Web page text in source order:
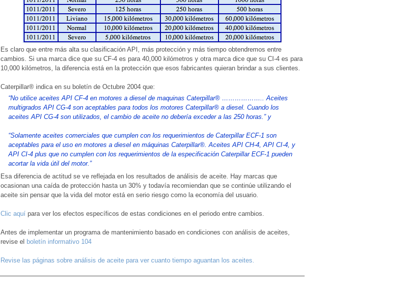
Es claro que entre más alta su clasificación API, más protección y más tiempo obtendremos entre
cambios. Si una marca dice que su CF-4 es para 40,000 kilómetros y otra marca dice que su CI-4 es para
10,000 kilómetros, la diferencia está en la protección que esos fabricantes quieran brindar a sus clientes.
Caterpillar® indica en su boletín de Octubre 2004 que:
“No utilice aceites API CF-4 en motores a diesel de maquinas Caterpillar® ……………….. Aceites
multigrados API CG-4 son aceptables para todos los motores Caterpillar® a diesel. Cuando los
aceites API CG-4 son utilizados, el cambio de aceite no debería exceder a las 250 horas.” y
“Solamente aceites comerciales que cumplen con los requerimientos de Caterpillar ECF-1 son
aceptables para el uso en motores a diesel en máquinas Caterpillar®. Aceites API CH-4, API CI-4, y
API CI-4 plus que no cumplen con los requerimientos de la especificación Caterpillar ECF-1 pueden
acortar la vida útil del motor.”
Esa diferencia de actitud se ve reflejada en los resultados de análisis de aceite. Hay marcas que
ocasionan una caída de protección hasta un 30% y todavía recomiendan que se continúe utilizando el
aceite sin pensar que la vida del motor está en serio riesgo como la economía del usuario.
Clic aquí para ver los efectos específicos de estas condiciones en el periodo entre cambios.
Antes de implementar un programa de mantenimiento basado en condiciones con análisis de aceites,
revise el boletín informativo 104
Revise las páginas sobre análisis de aceite para ver cuanto tiempo aguantan los aceites.